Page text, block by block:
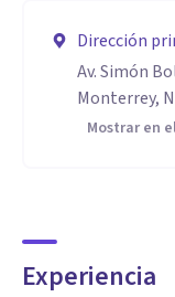
Dirección
Av. Simón
Monterrey,
Mostrar en
Experiencia